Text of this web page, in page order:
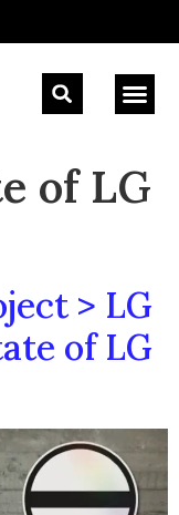
of LG
> LG
of LG